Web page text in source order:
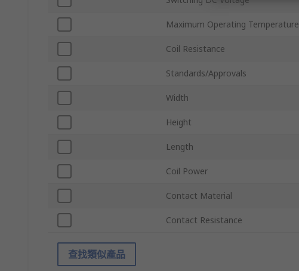
Maximum Operating Temperature
Coil Resistance
Standards/Approvals
Width
Height
Length
Coil Power
Contact Material
Contact Resistance
查找類似產品